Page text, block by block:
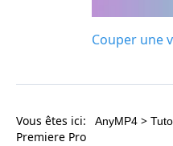
Couper une
Vous êtes ici: AnyMP4 >
Premiere Pro